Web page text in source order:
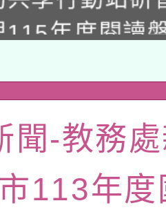
115年度閱讀
養講師名單
容與教學軟
委員會函釋公
陸應申請許可
部水利署委託
聞-教務
市113年